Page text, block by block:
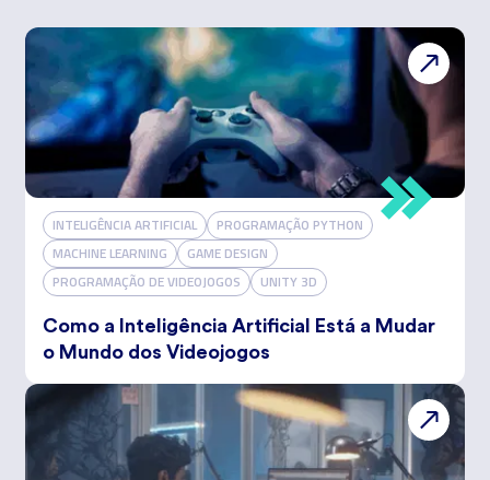
INTELIGÊNCIA ARTIFICIAL
PROGRAMAÇÃO PYTHON
MACHINE LEARNING
GAME DESIGN
PROGRAMAÇÃO DE VIDEOJOGOS
UNITY 3D
Como a Inteligência Artificial Está a Mudar
o Mundo dos Videojogos